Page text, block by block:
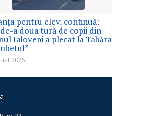
pentru elevi continuă:
de-a doua tură de copii din
Ialoveni a plecat la Tabăra
2026